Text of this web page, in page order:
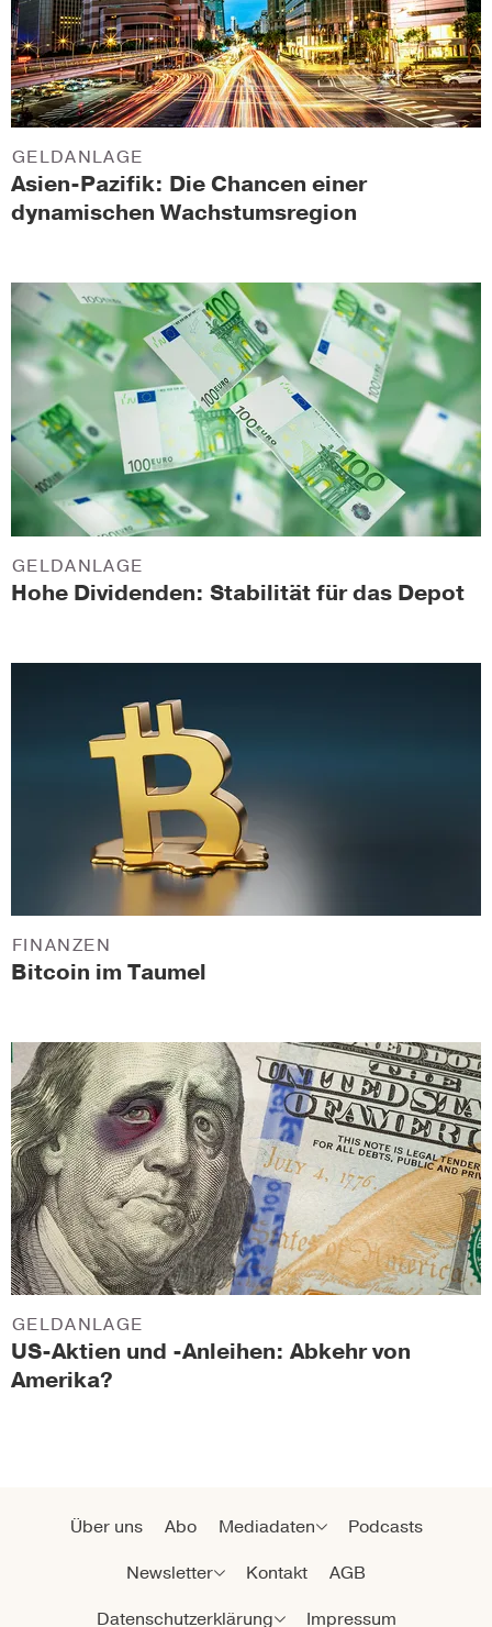
Asien-Pazifik: Die Chancen einer
dynamischen Wachstumsregion
GELDANLAGE
Hohe Dividenden: Stabilität für das Depot
GELDANLAGE
Bitcoin im Taumel
FINANZEN
US-Aktien und -Anleihen: Abkehr von
Amerika?
GELDANLAGE
Über uns Abo Mediadaten
Podcasts
Newsletter
Kontakt
AGB
Datenschutzerklärung
Impressum